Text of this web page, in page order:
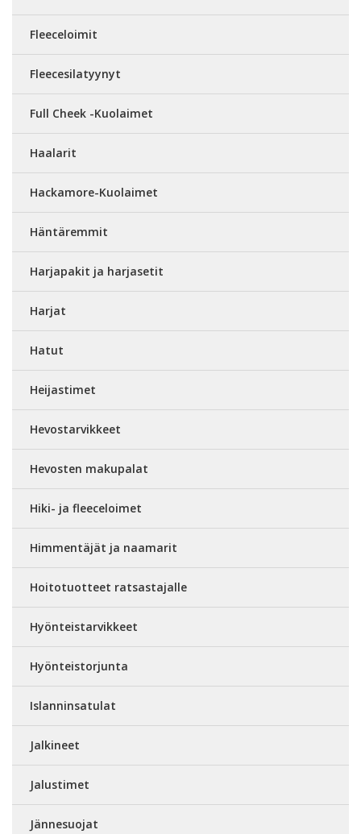
Fleeceloimit
Fleecesilatyynyt
Full Cheek -Kuolaimet
Haalarit
Hackamore-Kuolaimet
Häntäremmit
Harjapakit ja harjasetit
Harjat
Hatut
Heijastimet
Hevostarvikkeet
Hevosten makupalat
Hiki- ja fleeceloimet
Himmentäjät ja naamarit
Hoitotuotteet ratsastajalle
Hyönteistarvikkeet
Hyönteistorjunta
Islanninsatulat
Jalkineet
Jalustimet
Jännesuojat